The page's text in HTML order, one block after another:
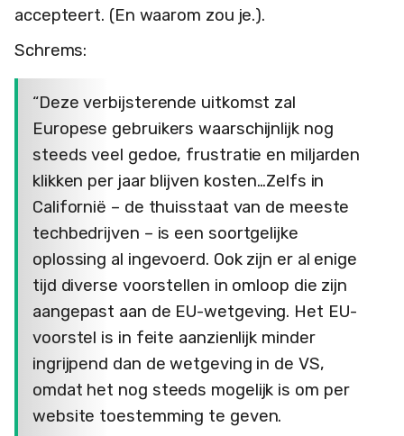
accepteert. (En waarom zou je.).
Schrems:
“Deze verbijsterende uitkomst zal
Europese gebruikers waarschijnlijk nog
steeds veel gedoe, frustratie en miljarden
klikken per jaar blijven kosten…Zelfs in
Californië – de thuisstaat van de meeste
techbedrijven – is een soortgelijke
oplossing al ingevoerd. Ook zijn er al enige
tijd diverse voorstellen in omloop die zijn
aangepast aan de EU-wetgeving. Het EU-
voorstel is in feite aanzienlijk minder
ingrijpend dan de wetgeving in de VS,
omdat het nog steeds mogelijk is om per
website toestemming te geven.